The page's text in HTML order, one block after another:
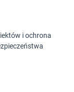
i ochrona